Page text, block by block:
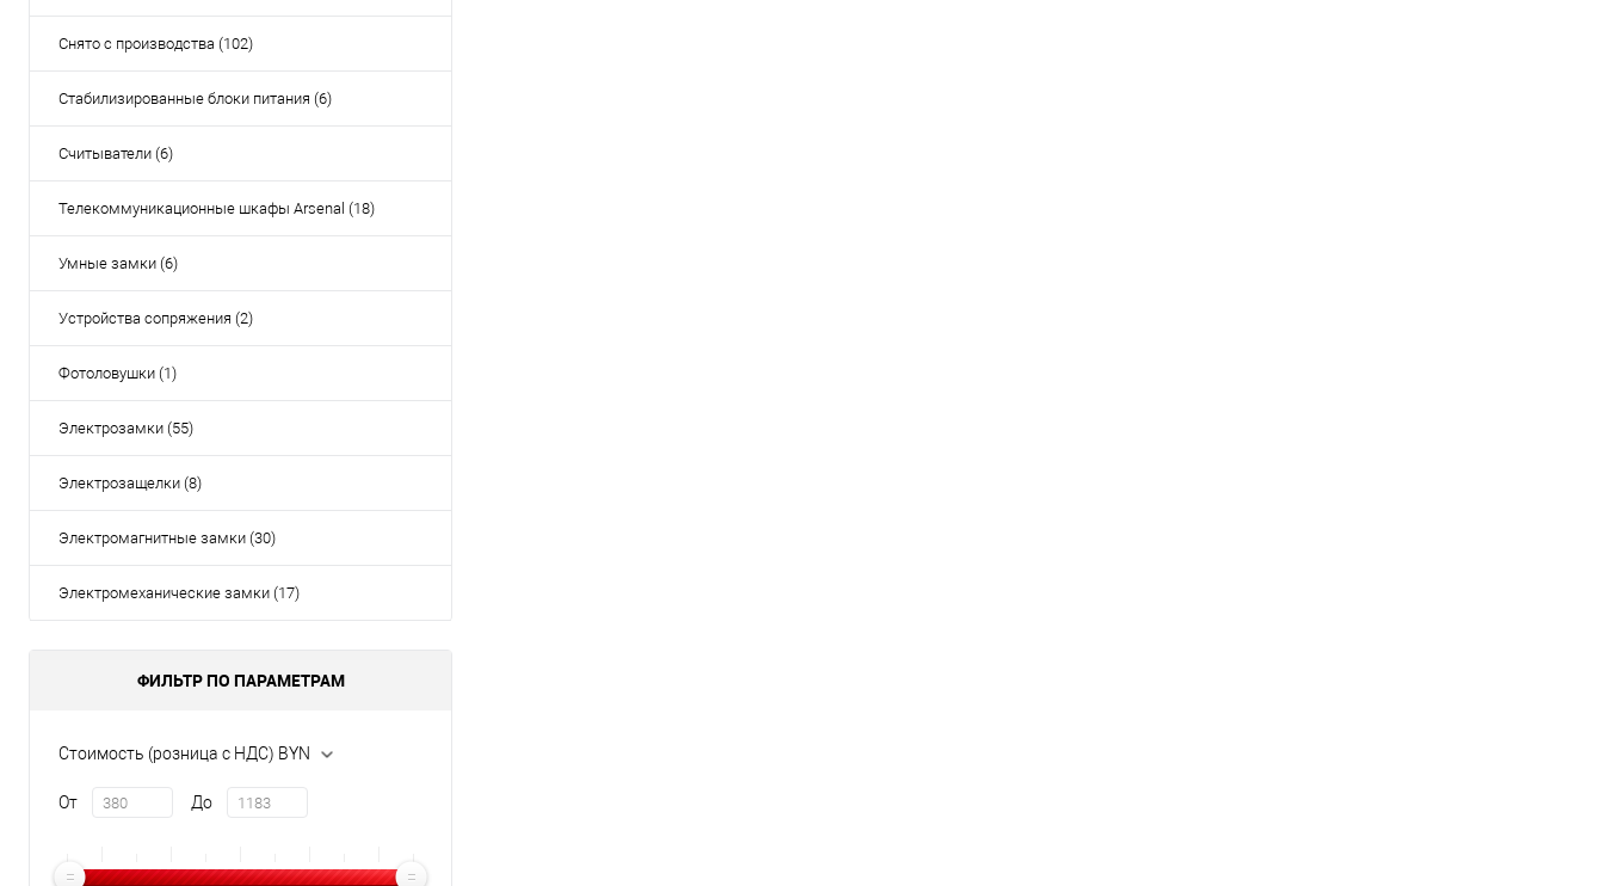
Снято с производства (102)
Стабилизированные блоки питания (6)
Считыватели (6)
Телекоммуникационные шкафы Arsenal (18)
Умные замки (6)
Устройства сопряжения (2)
Фотоловушки (1)
Электрозамки (55)
Электрозащелки (8)
Электромагнитные замки (30)
Электромеханические замки (17)
ФИЛЬТР ПО ПАРАМЕТРАМ
Стоимость (розница с НДС) BYN
От До